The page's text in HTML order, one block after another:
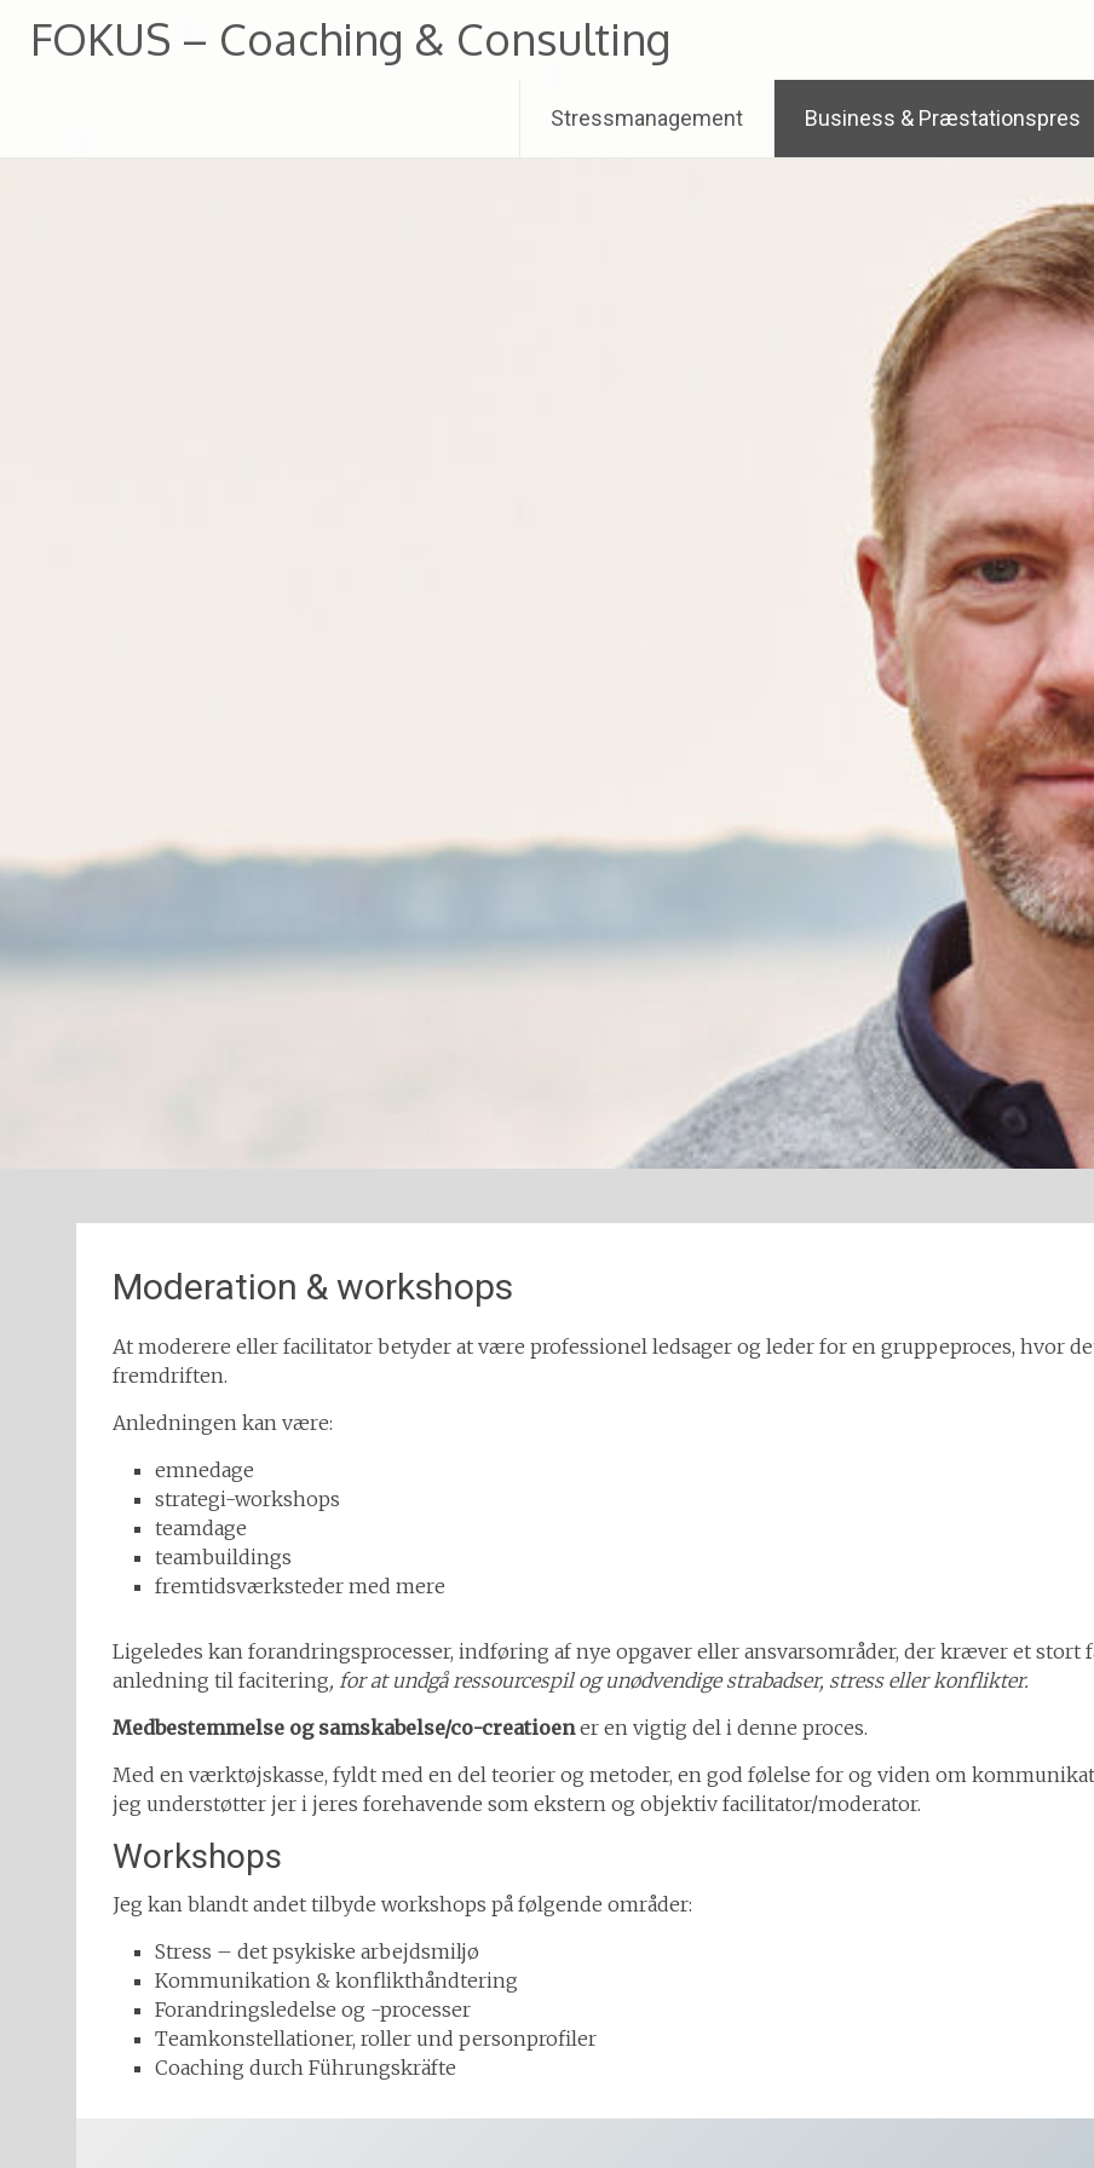
InhaltFOKUS – Coaching & Consulting
Stressmanagement Business & Præstationspres
Moderation & workshops
At moderere eller facilitator betyder at være professionel ledsager og leder for en gruppeproces, hvor
fremdriften.
Anledningen kan være:
emnedage
strategi-workshops
teamdage
teambuildings
fremtidsværksteder med mere
Ligeledes kan forandringsprocesser, indføring af nye opgaver eller ansvarsområder, der kræver et stort
anledning til facitering, for at undgå ressourcespil og unødvendige strabadser, stress eller konflikter.
Medbestemmelse og samskabelse/co-creatioener en vigtig del i denne proces.
Med en værktøjskasse, fyldt med en del teorier og metoder, en god følelse for og viden om
jeg understøtter jer i jeres forehavende som ekstern og objektiv facilitator/moderator.
Workshops
Jeg kan blandt andet tilbyde workshops på følgende områder:
Stress – det psykiske arbejdsmiljø
Kommunikation & konflikthåndtering
Forandringsledelse og -processer
Teamkonstellationer, roller und personprofiler
Coaching durch Führungskräfte